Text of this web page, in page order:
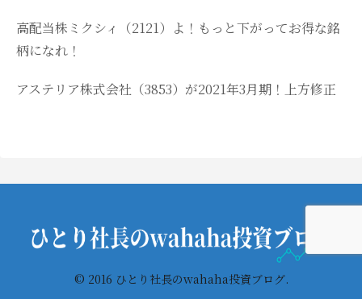
高配当株ミクシィ（2121）よ！もっと下がってお得な銘
柄になれ！
アステリア株式会社（3853）が2021年3月期！上方修正
© 2016 ひとり社長のwahaha投資ブログ.